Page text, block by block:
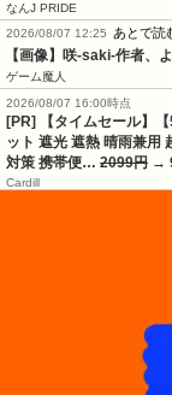
なんJ PRIDE
2026/08/07 12:25
あとで読
【画像】咲-saki-作者、
ゲーム魔人
2026/08/07 16:00時点
[PR] 【タイムセール】
ット 遮光 遮熱 晴雨兼用
対策 携帯便… 2099円 →
Cardill